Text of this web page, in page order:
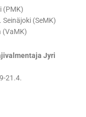
(PMK)
(SeMK)
(VaMK)
Jyri
21.4.